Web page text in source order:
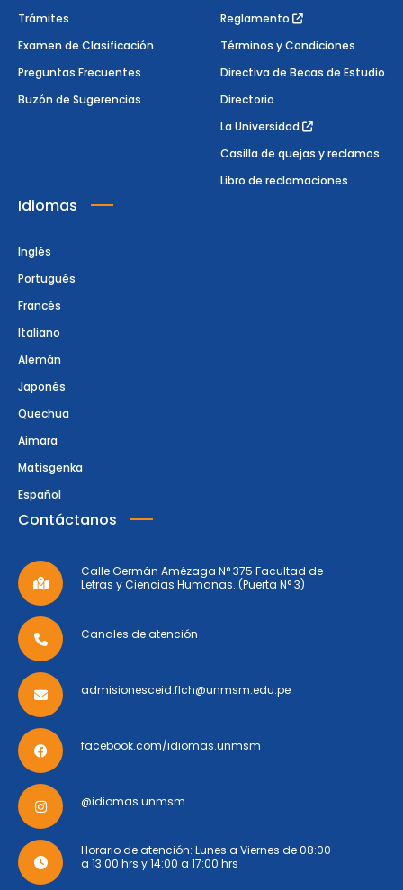
Trámites
Examen de Clasificación
Preguntas Frecuentes
Buzón de Sugerencias
Reglamento
Términos y Condiciones
Directiva de Becas de Estudio
Directorio
La Universidad
Casilla de quejas y reclamos
Libro de reclamaciones
Idiomas
Inglés
Portugués
Francés
Italiano
Alemán
Japonés
Quechua
Aimara
Matisgenka
Español
Contáctanos
Calle Germán Amézaga N° 375 Facultad de
Letras y Ciencias Humanas. (Puerta N° 3)
Canales de atención
admisionesceid.flch@unmsm.edu.pe
facebook.com/idiomas.unmsm
@idiomas.unmsm
Horario de atención: Lunes a Viernes de 08:00
a 13:00 hrs y 14:00 a 17:00 hrs